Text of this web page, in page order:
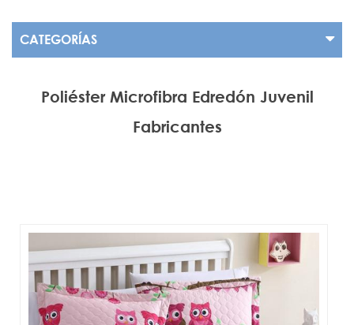
CATEGORÍAS
Poliéster Microfibra Edredón Juvenil
Fabricantes